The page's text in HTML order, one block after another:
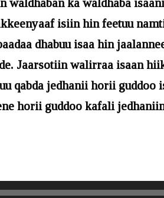
waldhaban ka waldhaba
isiin hin feetuu
dhabuu isaa hin
Jaarsotiin walirraa isaan
qabda jedhanii horii
horii guddoo kafali